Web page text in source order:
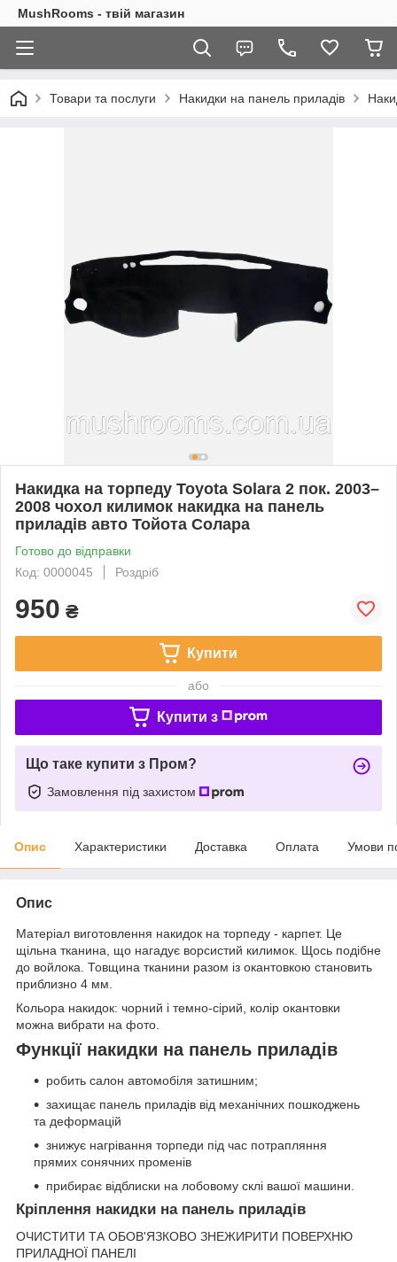
MushRooms - твій магазин
Товари та послуги Накидки на панель приладів
Накидка на торпеду Toyota Solara 2 пок. 2003–
2008 чохол килимок накидка на панель
приладів авто Тойота Солара
Готово до відправки
Код: 0000045
Роздріб
950 ₴
Купити
або
Купити з
Що таке купити з Пром?
Замовлення під захистом
Опис Характеристики Доставка Оплата Умови
Опис
Матеріал виготовлення накидок на торпеду - карпет. Це
щільна тканина, що нагадує ворсистий килимок. Щось подібне
до войлока. Товщина тканини разом із окантовкою становить
приблизно 4 мм.
Кольора накидок: чорний і темно-сірий, колір окантовки
можна вибрати на фото.
Функції накидки на панель приладів
робить салон автомобіля затишним;
захищає панель приладів від механічних пошкоджень
та деформацій
знижує нагрівання торпеди під час потрапляння
прямих сонячних променів
прибирає відблиски на лобовому склі вашої машини.
Кріплення накидки на панель приладів
ОЧИСТИТИ ТА ОБОВ'ЯЗКОВО ЗНЕЖИРИТИ ПОВЕРХНЮ
ПРИЛАДНОЇ ПАНЕЛІ